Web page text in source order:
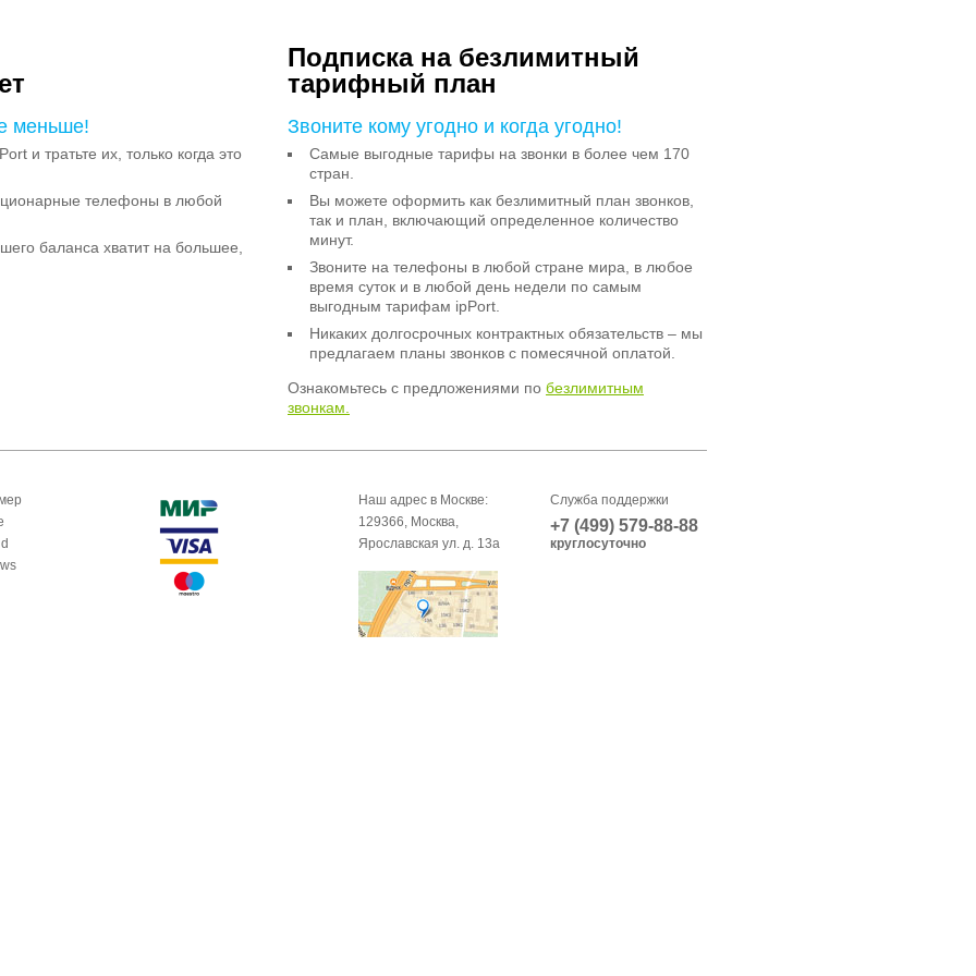
меньше!
и тратьте их, только когда это
телефоны в любой
баланса хватит на большее,
Подписка на безлимитный
тарифный план
Звоните кому угодно и когда угодно!
Самые выгодные тарифы на звонки в более чем 170
стран.
Вы можете оформить как безлимитный план звонков,
так и план, включающий определенное количество
минут.
Звоните на телефоны в любой стране мира, в любое
время суток и в любой день недели по самым
выгодным тарифам ipPort.
Никаких долгосрочных контрактных обязательств – мы
предлагаем планы звонков с помесячной оплатой.
Ознакомьтесь с предложениями по безлимитным
звонкам.
Наш адрес в Москве:
129366, Москва,
Ярославская ул. д. 13а
Служба поддержки
+7 (499) 579-88-88
круглосуточно